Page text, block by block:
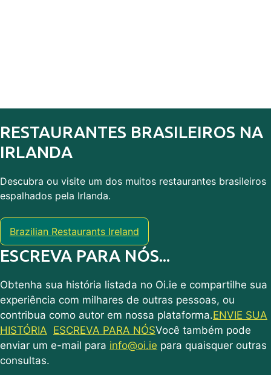
RESTAURANTES BRASILEIROS NA
IRLANDA
Descubra ou visite um dos muitos restaurantes brasileiros
espalhados pela Irlanda.
Brazilian Restaurants Ireland
ESCREVA PARA NÓS...
Obtenha sua história listada no Oi.ie e compartilhe sua
experiência com milhares de outras pessoas, ou
contribua como autor em nossa plataforma.ENVIE SUA
HISTÓRIA ESCREVA PARA NÓSVocê também pode
enviar um e-mail para info@oi.ie para quaisquer outras
consultas.